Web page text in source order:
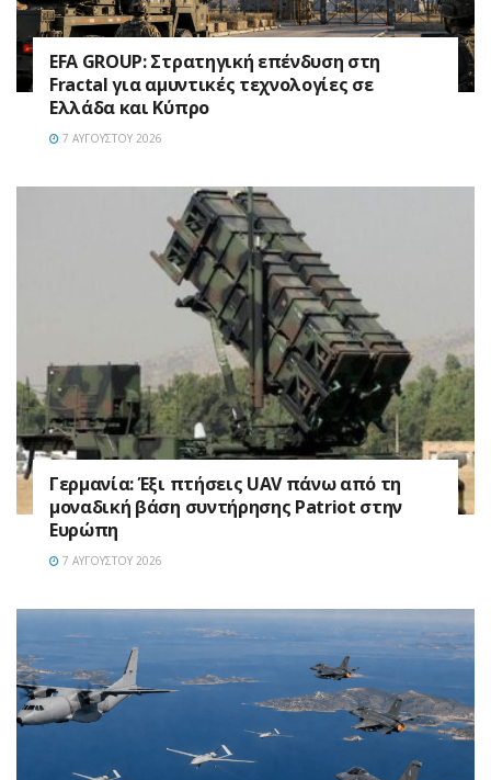
EFA GROUP: Στρατηγική επένδυση στη
Fractal για αμυντικές τεχνολογίες σε
Ελλάδα και Κύπρο
7 ΑΥΓΟΎΣΤΟΥ 2026
Γερμανία: Έξι πτήσεις UAV πάνω από τη
μοναδική βάση συντήρησης Patriot στην
Ευρώπη
7 ΑΥΓΟΎΣΤΟΥ 2026